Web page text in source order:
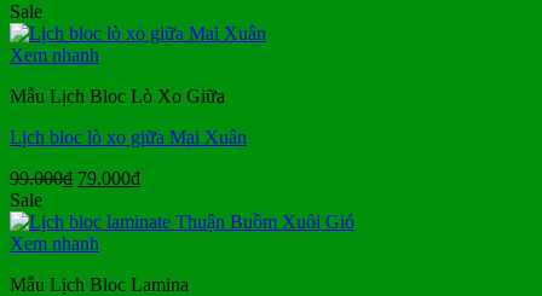
là:
300.000₫.
tại
Sale
Xem nhanh
Mẫu Lịch Bloc Lò Xo Giữa
Lịch bloc lò xo giữa Mai Xuân
99.000₫ Giá
là:
99.000₫.
79.000₫Giá
tại
Sale
Xem nhanh
Mẫu Lịch Bloc Lamina